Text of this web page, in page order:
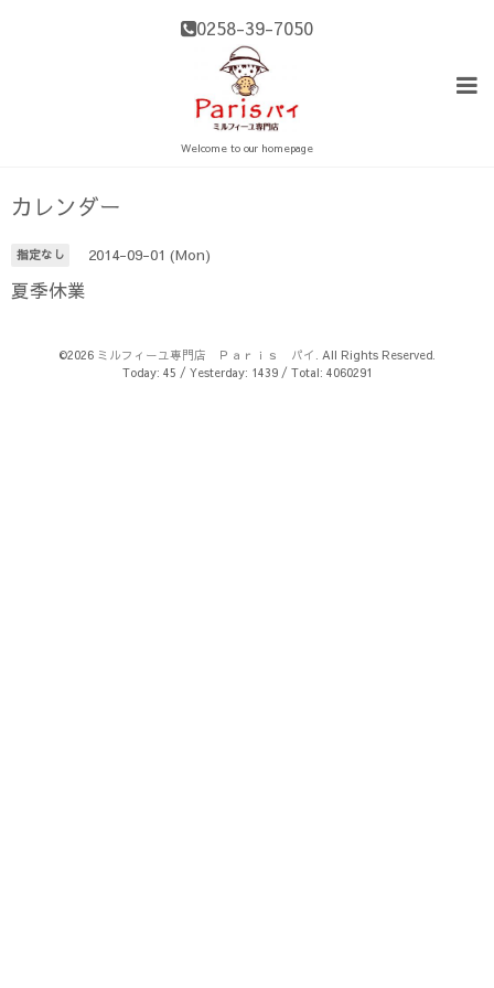
0258-39-7050
Welcome to our homepage
カレンダー
指定なし 2014-09-01 (Mon)
夏季休業
©2026 ミルフィーユ専門店 Ｐａｒｉｓ パイ . All Rights Reserved.
Today: 45 / Yesterday: 1439/ Total: 4060291